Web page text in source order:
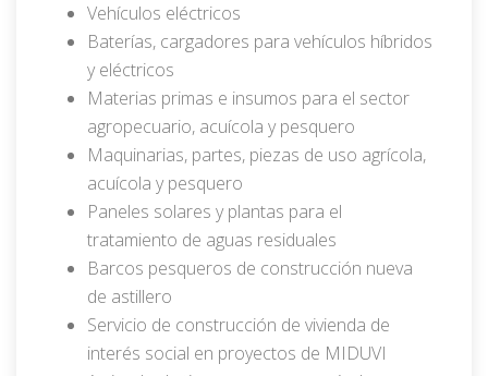
Vehículos eléctricos
Baterías, cargadores para vehículos híbridos
y eléctricos
Materias primas e insumos para el sector
agropecuario, acuícola y pesquero
Maquinarias, partes, piezas de uso agrícola,
acuícola y pesquero
Paneles solares y plantas para el
tratamiento de aguas residuales
Barcos pesqueros de construcción nueva
de astillero
Servicio de construcción de vivienda de
interés social en proyectos de MIDUVI